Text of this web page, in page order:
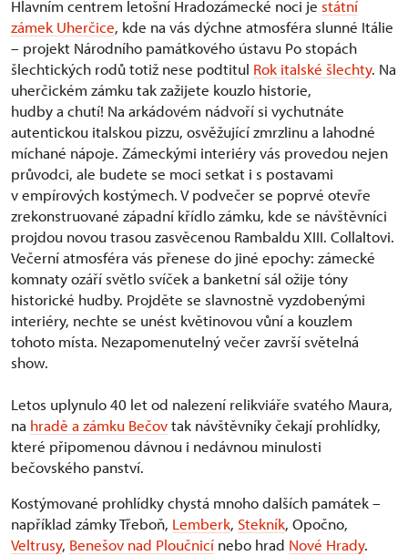
Hlavním centrem letošní Hradozámecké noci je státní
zámek Uherčice, kde na vás dýchne atmosféra slunné Itálie
– projekt Národního památkového ústavu Po stopách
šlechtických rodů totiž nese podtitul Rok italské šlechty. Na
uherčickém zámku tak zažijete kouzlo historie,
hudby a chutí! Na arkádovém nádvoří si vychutnáte
autentickou italskou pizzu, osvěžující zmrzlinu a lahodné
míchané nápoje. Zámeckými interiéry vás provedou nejen
průvodci, ale budete se moci setkat i s postavami
v empírových kostýmech. V podvečer se poprvé otevře
zrekonstruované západní křídlo zámku, kde se návštěvníci
projdou novou trasou zasvěcenou Rambaldu XIII. Collaltovi.
Večerní atmosféra vás přenese do jiné epochy: zámecké
komnaty ozáří světlo svíček a banketní sál ožije tóny
historické hudby. Projděte se slavnostně vyzdobenými
interiéry, nechte se unést květinovou vůní a kouzlem
tohoto místa. Nezapomenutelný večer završí světelná
show.
Letos uplynulo 40 let od nalezení relikviáře svatého Maura,
na hradě a zámku Bečovtak návštěvníky čekají prohlídky,
které připomenou dávnou i nedávnou minulosti
bečovského panství.
Kostýmované prohlídky chystá mnoho dalších památek –
například zámky Třeboň, Lemberk, Stekník, Opočno,
Veltrusy, Benešov nad Ploučnicí nebo hrad Nové Hrady.